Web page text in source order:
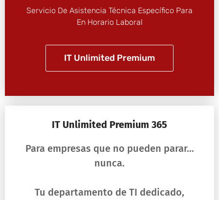
Servicio De Asistencia Técnica Específico Para
En Horario Laboral
IT Unlimited Premium
IT Unlimited Premium 365
Para empresas que no pueden parar…
nunca.
Tu departamento de TI dedicado,